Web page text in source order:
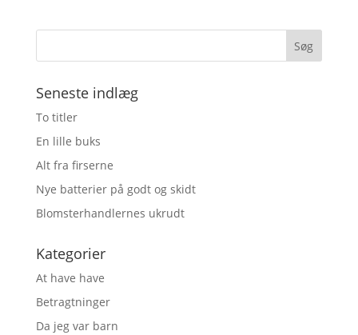
Seneste indlæg
To titler
En lille buks
Alt fra firserne
Nye batterier på godt og skidt
Blomsterhandlernes ukrudt
Kategorier
At have have
Betragtninger
Da jeg var barn